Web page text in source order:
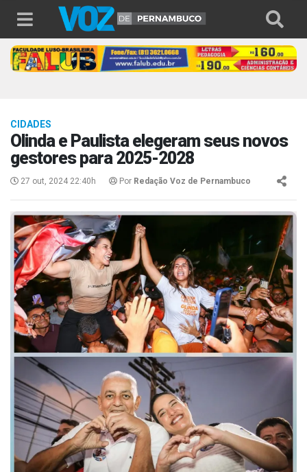
CIDADES
Olinda e Paulista elegeram seus novos
gestores para 2025-2028
27 out, 2024 22:40h Por Redação Voz de Pernambuco